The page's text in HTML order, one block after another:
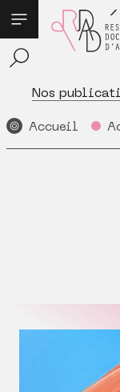
Nos
Accueil